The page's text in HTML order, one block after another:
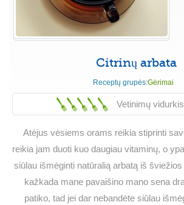
Citrinų arbata
Receptų grupės:Gėrimai
Vetinimų vidurkis
Atėjus vėsiems orams reikia stiprinti
reikia jam duoti kuo daugiau vitaminų, o
siūlau išmėginti natūralią arbatą iš
kažkada mane pavaišino mano sena
patiko, tad jei dar nebandėte siūlau